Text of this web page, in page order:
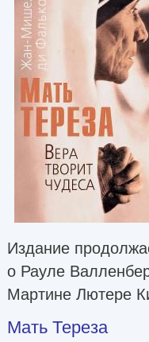
Издание
о Рауле
Мартине Лютере
Мать Тереза